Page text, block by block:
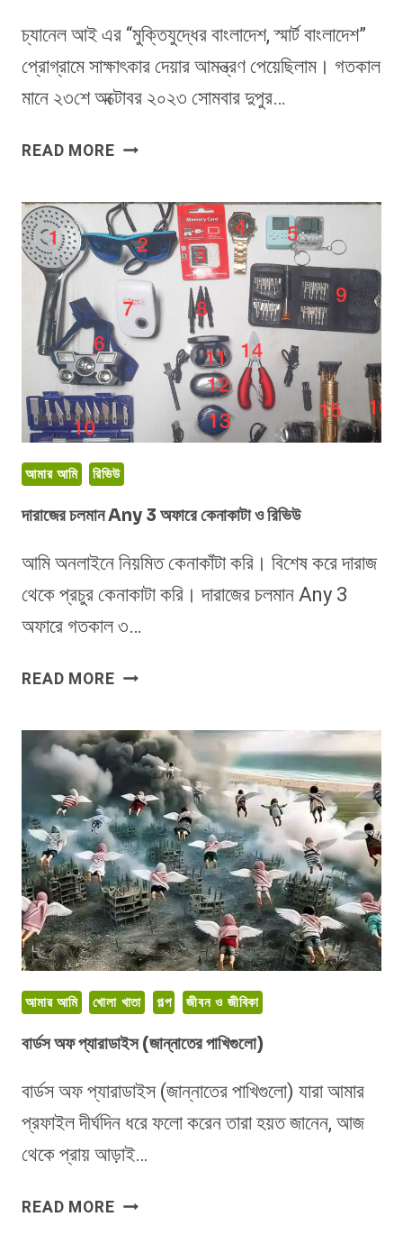
চ্যানেল আই এর “মুক্তিযুদ্ধের বাংলাদেশ, স্মার্ট বাংলাদেশ”
প্রোগ্রামে সাক্ষাৎকার দেয়ার আমন্ত্রণ পেয়েছিলাম। গতকাল
মানে ২৩শে অক্টোবর ২০২৩ সোমবার দুপুর…
READ MOREচ্যানেল
এর
“মুক্তিযুদ্ধের
বাংলাদেশ,
স্মার্ট
বাংলাদেশ”
প্রোগ্রামে
সাক্ষাৎকার
আমার আমি রিভিউ
দারাজের চলমান Any 3 অফারে কেনাকাটা ও রিভিউ
আমি অনলাইনে নিয়মিত কেনাকাঁটা করি। বিশেষ করে দারাজ
থেকে প্রচুর কেনাকাটা করি। দারাজের চলমান Any 3
অফারে গতকাল ৩…
READ MOREদারাজের
ANY
3
অফারে
কেনাকাটা
ও
রিভিউ
আমার আমি খোলা খাতা গল্প জীবন ও জীবিকা
বার্ডস অফ প্যারাডাইস (জান্নাতের পাখিগুলো)
বার্ডস অফ প্যারাডাইস (জান্নাতের পাখিগুলো) যারা আমার
প্রফাইল দীর্ঘদিন ধরে ফলো করেন তারা হয়ত জানেন, আজ
থেকে প্রায় আড়াই…
READ MOREবার্ডস